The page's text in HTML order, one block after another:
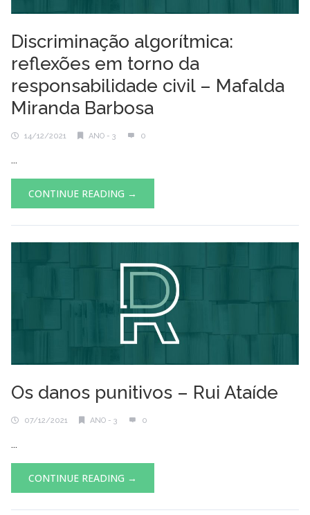
Discriminação algorítmica:
reflexões em torno da
responsabilidade civil – Mafalda
Miranda Barbosa
14/12/2021 ANO - 3 0
...
CONTINUE READING →
Os danos punitivos – Rui Ataíde
07/12/2021 ANO - 3 0
...
CONTINUE READING →